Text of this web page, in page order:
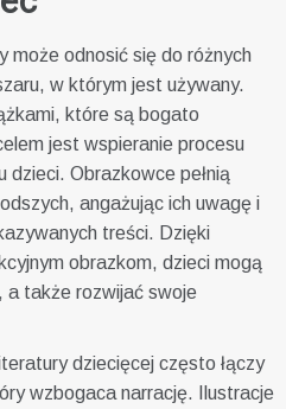
może odnosić się do różnych
w którym jest używany.
które są bogato
jest wspieranie procesu
dzieci. Obrazkowce pełnią
angażując ich uwagę i
treści. Dzięki
obrazkom, dzieci mogą
a także rozwijać swoje
dziecięcej często łączy
wzbogaca narrację. Ilustracje